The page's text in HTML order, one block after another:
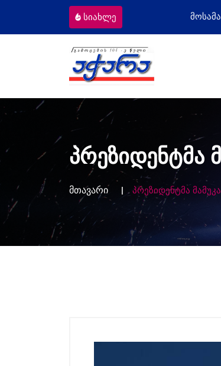
სიახლე მოსამართლეებს
პრეზიდენტმა
მთავარი პრეზიდენტმა